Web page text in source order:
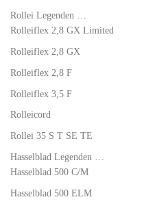
Rollei Legenden …
Rolleiflex 2,8 GX Limited
Rolleiflex 2,8 GX
Rolleiflex 2,8 F
Rolleiflex 3,5 F
Rolleicord
Rollei 35 S T SE TE
Hasselblad Legenden …
Hasselblad 500 C/M
Hasselblad 500 ELM